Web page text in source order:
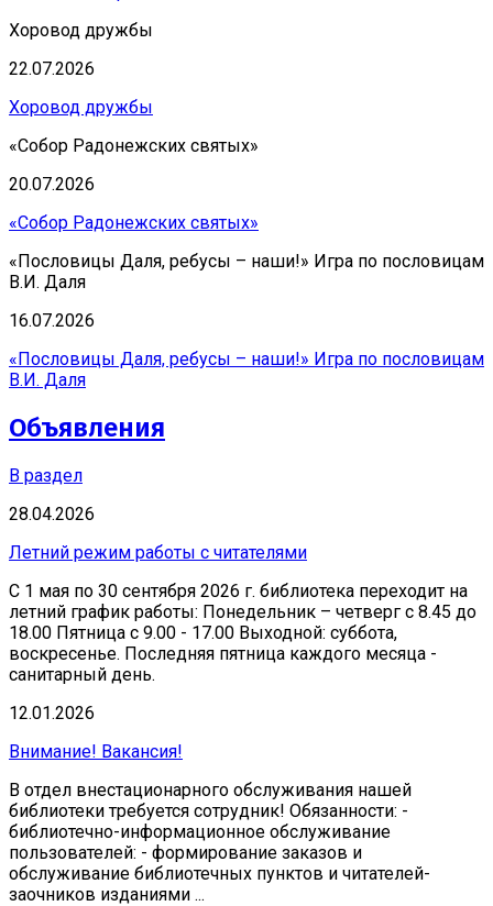
Хоровод дружбы
22.07.2026
Хоровод дружбы
«Собор Радонежских святых»
20.07.2026
«Собор Радонежских святых»
«Пословицы Даля, ребусы – наши!» Игра по пословицам
В.И. Даля
16.07.2026
«Пословицы Даля, ребусы – наши!» Игра по пословицам
В.И. Даля
Объявления
В раздел
28.04.2026
Летний режим работы с читателями
С 1 мая по 30 сентября 2026 г. библиотека переходит на
летний график работы: Понедельник – четверг с 8.45 до
18.00 Пятница с 9.00 - 17.00 Выходной: суббота,
воскресенье. Последняя пятница каждого месяца -
санитарный день.
12.01.2026
Внимание! Вакансия!
В отдел внестационарного обслуживания нашей
библиотеки требуется сотрудник! Обязанности: -
библиотечно-информационное обслуживание
пользователей: - формирование заказов и
обслуживание библиотечных пунктов и читателей-
заочников изданиями ...